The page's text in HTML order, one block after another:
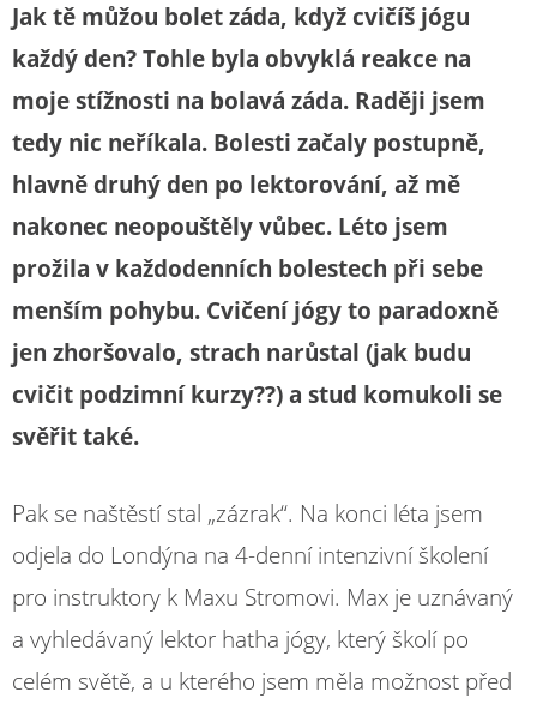
Jak tě můžou bolet záda, když cvičíš jógu
každý den? Tohle byla obvyklá reakce na
moje stížnosti na bolavá záda. Raději jsem
tedy nic neříkala. Bolesti začaly postupně,
hlavně druhý den po lektorování, až mě
nakonec neopouštěly vůbec. Léto jsem
prožila v každodenních bolestech při sebe
menším pohybu. Cvičení jógy to paradoxně
jen zhoršovalo, strach narůstal (jak budu
cvičit podzimní kurzy??) a stud komukoli se
svěřit také.
Pak se naštěstí stal „zázrak“. Na konci léta jsem
odjela do Londýna na 4-denní intenzivní školení
pro instruktory k Maxu Stromovi. Max je uznávaný
a vyhledávaný lektor hatha jógy, který školí po
celém světě, a u kterého jsem měla možnost před